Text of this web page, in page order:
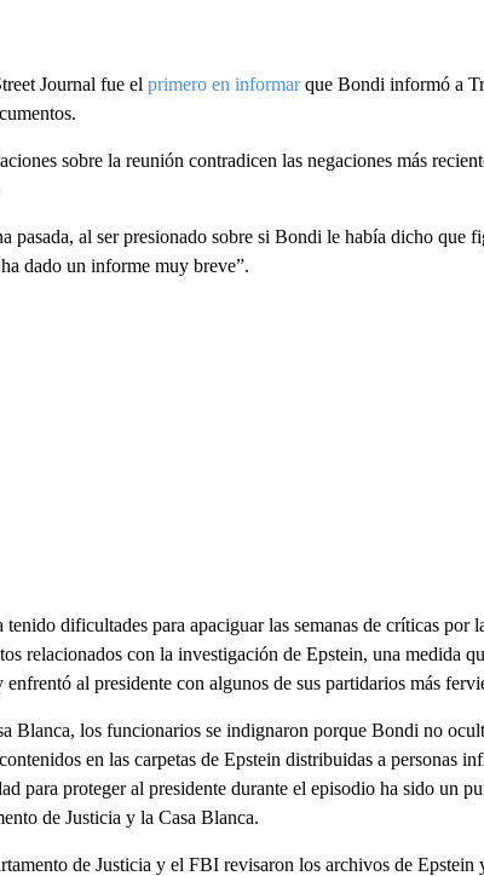
Journal fue el primero en informarque Bondi informó a
sobre la reunión contradicen las negaciones más
pasada, al ser presionado sobre si Bondi le había dicho que
dado un informe muy breve”.
tenido dificultades para apaciguar las semanas de críticas por
relacionados con la investigación de Epstein, una medida
al presidente con algunos de sus partidarios más
Blanca, los funcionarios se indignaron porque Bondi no
en las carpetas de Epstein distribuidas a personas
para proteger al presidente durante el episodio ha sido un
de Justicia y la Casa Blanca.
de Justicia y el FBI revisaron los archivos de Epstein